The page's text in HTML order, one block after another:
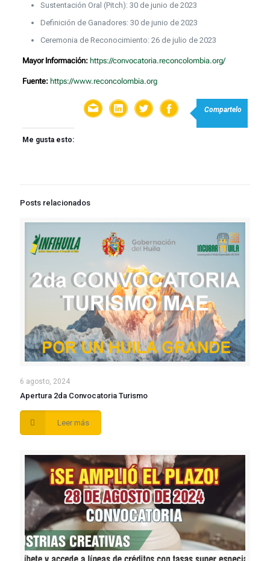
Sustentación Oral (Pitch): 30 de junio de 2023
Definición de Ganadores: 30 de junio de 2023
Ceremonia de Reconocimiento: 26 de julio de 2023
Mayor Información: https://convocatoria.reconcolombia.org/
Fuente: https://www.reconcolombia.org
Compartelo
Me gusta esto:
Posts relacionados
6 agosto, 2024
Apertura 2da Convocatoria Turismo
Leer más